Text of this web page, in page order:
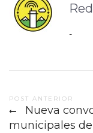
-
Post
POST ANTERIOR
Nueva
municipales